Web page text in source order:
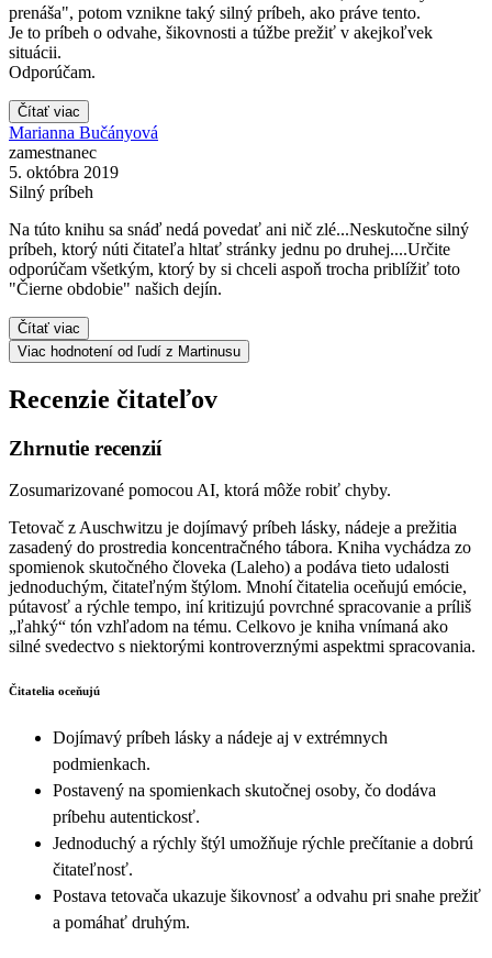
prenáša", potom vznikne taký silný príbeh, ako práve tento.
Je to príbeh o odvahe, šikovnosti a túžbe prežiť v akejkoľvek
situácii.
Odporúčam.
Čítať viac
Marianna Bučányová
zamestnanec
5. októbra 2019
Silný príbeh
Na túto knihu sa snáď nedá povedať ani nič zlé...Neskutočne silný
príbeh, ktorý núti čitateľa hltať stránky jednu po druhej....Určite
odporúčam všetkým, ktorý by si chceli aspoň trocha priblížiť toto
"Čierne obdobie" našich dejín.
Čítať viac
Viac hodnotení od ľudí z Martinusu
Recenzie čitateľov
Zhrnutie recenzií
Zosumarizované pomocou AI, ktorá môže robiť chyby.
Tetovač z Auschwitzu je dojímavý príbeh lásky, nádeje a prežitia
zasadený do prostredia koncentračného tábora. Kniha vychádza zo
spomienok skutočného človeka (Laleho) a podáva tieto udalosti
jednoduchým, čitateľným štýlom. Mnohí čitatelia oceňujú emócie,
pútavosť a rýchle tempo, iní kritizujú povrchné spracovanie a príliš
„ľahký“ tón vzhľadom na tému. Celkovo je kniha vnímaná ako
silné svedectvo s niektorými kontroverznými aspektmi spracovania.
Čitatelia oceňujú
Dojímavý príbeh lásky a nádeje aj v extrémnych
podmienkach.
Postavený na spomienkach skutočnej osoby, čo dodáva
príbehu autentickosť.
Jednoduchý a rýchly štýl umožňuje rýchle prečítanie a dobrú
čitateľnosť.
Postava tetovača ukazuje šikovnosť a odvahu pri snahe prežiť
a pomáhať druhým.